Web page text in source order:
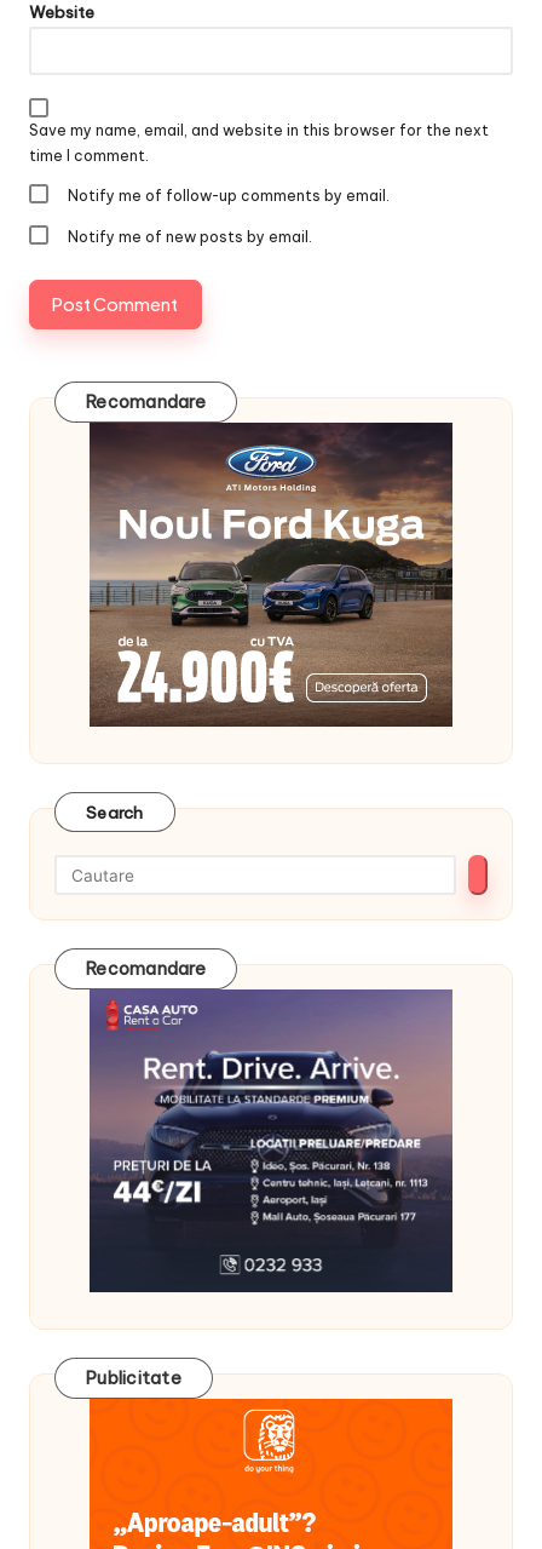
Website
Save my name, email, and website in this browser for the next
time I comment.
Notify me of follow-up comments by email.
Notify me of new posts by email.
Recomandare
Search
Recomandare
Publicitate